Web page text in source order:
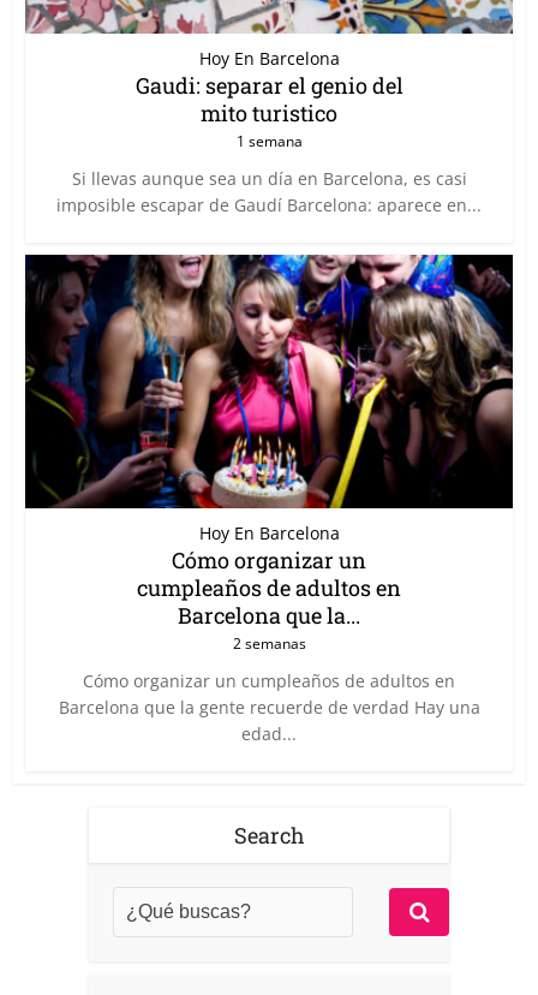
Hoy En Barcelona
Gaudi: separar el genio del
mito turistico
1 semana
Si llevas aunque sea un día en Barcelona, es casi
imposible escapar de Gaudí Barcelona: aparece en...
Hoy En Barcelona
Cómo organizar un
cumpleaños de adultos en
Barcelona que la...
2 semanas
Cómo organizar un cumpleaños de adultos en
Barcelona que la gente recuerde de verdad Hay una
edad...
Search